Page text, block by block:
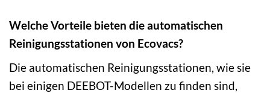
Welche Vorteile bieten die automatischen
Reinigungsstationen von Ecovacs?
Die automatischen Reinigungsstationen, wie sie
bei einigen DEEBOT-Modellen zu finden sind,